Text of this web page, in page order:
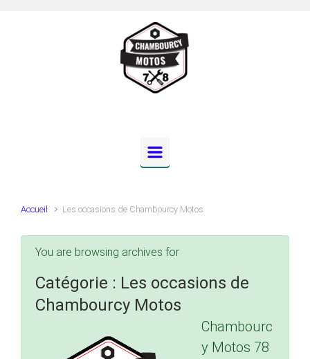
Accueil Les occasions de Chambourcy Motos
You are browsing archives for
Catégorie : Les occasions de
Chambourcy Motos
Chambourc
y Motos 78